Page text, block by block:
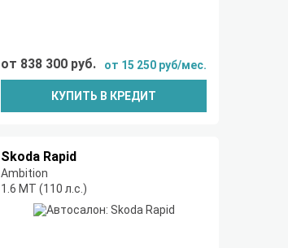
от 838 300 руб. от 15 250 руб/мес.
КУПИТЬ В КРЕДИТ
Skoda Rapid
Ambition
1.6 MT (110 л.с.)